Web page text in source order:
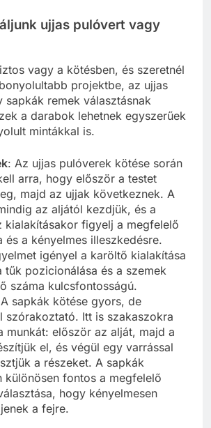
ujjas pulóvert vagy
vagy a kötésben, és szeretnél
projektbe, az ujjas
sapkák remek választásnak
a darabok lehetnek egyszerűek
mintákkal is.
: Az ujjas pulóverek kötése során
arra, hogy először a testet
majd az ujjak következnek. A
az aljától kezdjük, és a
kialakításakor figyelj a megfelelő
és a kényelmes illeszkedésre.
igényel a karöltő kialakítása
tűk pozicionálása és a szemek
száma kulcsfontosságú.
sapkák kötése gyors, de
szórakoztató. Itt is szakaszokra
munkát: először az alját, majd a
el, és végül egy varrással
a részeket. A sapkák
különösen fontos a megfelelő
hogy kényelmesen
a fejre.